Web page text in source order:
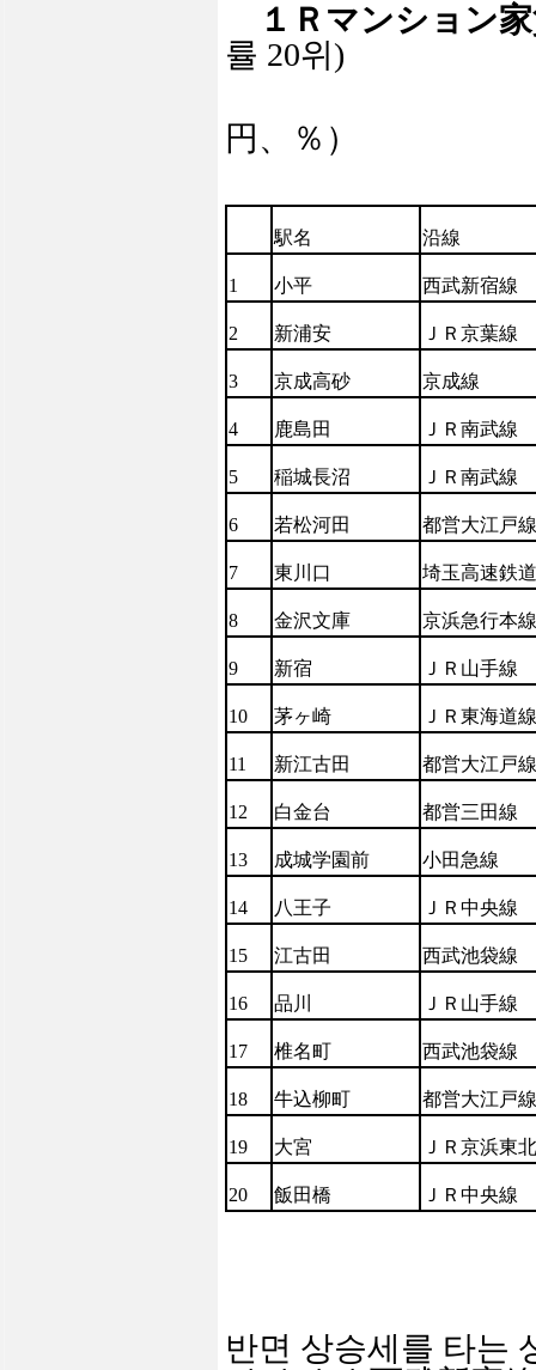
１Ｒマンション
률 20위)
円、％）
駅名 沿線
1 小平 西武新宿線
2 新浦安 ＪＲ京葉線
3 京成高砂 京成線
4 鹿島田 ＪＲ南武線
5 稲城長沼 ＪＲ南武線
6 若松河田 都営大江 戸線
7 東川口 埼玉高速鉄道
8 金沢文庫 京浜急行本線
9 新宿 ＪＲ山手線
10 茅ヶ崎 ＪＲ東海道線
11 新江古田 都営大江 戸線
12 白金台 都営三田線
13 成城学園前 小田急線
14 八王子 ＪＲ中央線
15 江古田 西武池袋線
16 品川 ＪＲ山手線
17 椎名町 西武池袋線
18 牛込柳町 都営大江 戸線
19 大宮 ＪＲ京浜東
20 飯田橋 ＪＲ中央線
반면 상승세를 타는